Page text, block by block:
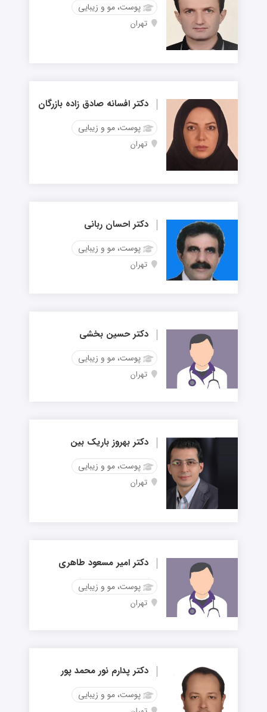
پوست، مو و زیبایی
تهران
دکتر افسانه صادق زاده بازرگان
پوست، مو و زیبایی
تهران
دکتر احسان ربانی
پوست، مو و زیبایی
تهران
دکتر حسین بخشی
پوست، مو و زیبایی
تهران
دکتر بهروز باریک بین
پوست، مو و زیبایی
تهران
دکتر امیر مسعود طاهری
پوست، مو و زیبایی
تهران
دکتر پدارم نور محمد پور
پوست، مو و زیبایی